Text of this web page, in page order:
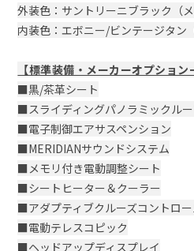
外装色：サントリーニブラック（メ
内装色：エボニー/ビンテージタン
【標準装備・メーカーオプション
■黒/茶革シート
■スライディングパノラミックルー
■電子制御エアサスペンション
■MERIDIANサウンドシステム
■メモリ付き電動調整シート
■シートヒーター＆クーラー
■アダプティブクルーズコントロ
■電動テレスコピック
■ヘッドアップディスプレイ